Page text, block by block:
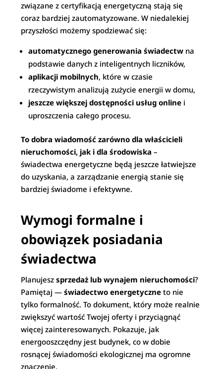
związane z certyfikacją energetyczną stają się
coraz bardziej zautomatyzowane. W niedalekiej
przyszłości możemy spodziewać się:
automatycznego generowania świadectw na
podstawie danych z inteligentnych liczników,
aplikacji mobilnych, które w czasie
rzeczywistym analizują zużycie energii w domu,
jeszcze większej dostępności usług online i
uproszczenia całego procesu.
To dobra wiadomość zarówno dla właścicieli
nieruchomości, jak i dla środowiska –
świadectwa energetyczne będą jeszcze łatwiejsze
do uzyskania, a zarządzanie energią stanie się
bardziej świadome i efektywne.
Wymogi formalne i
obowiązek posiadania
świadectwa
Planujeszsprzedaż lub wynajem nieruchomości?
Pamiętaj —świadectwo energetyczne to nie
tylko formalność. To dokument, który może realnie
zwiększyć wartość Twojej oferty i przyciągnąć
więcej zainteresowanych. Pokazuje, jak
energooszczędny jest budynek, co w dobie
rosnącej świadomości ekologicznej ma ogromne
znaczenie.